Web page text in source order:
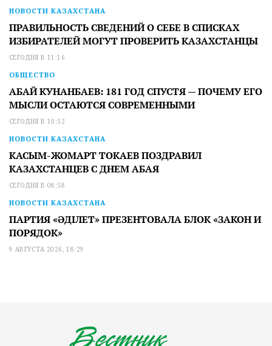
НОВОСТИ КАЗАХСТАНА
ПРАВИЛЬНОСТЬ СВЕДЕНИЙ О СЕБЕ В СПИСКАХ
ИЗБИРАТЕЛЕЙ МОГУТ ПРОВЕРИТЬ КАЗАХСТАНЦЫ
СЕГОДНЯ В 11:16
ОБЩЕСТВО
АБАЙ КУНАНБАЕВ: 181 ГОД СПУСТЯ — ПОЧЕМУ ЕГО
МЫСЛИ ОСТАЮТСЯ СОВРЕМЕННЫМИ
СЕГОДНЯ В 10:52
НОВОСТИ КАЗАХСТАНА
КАСЫМ-ЖОМАРТ ТОКАЕВ ПОЗДРАВИЛ
КАЗАХСТАНЦЕВ С ДНЕМ АБАЯ
СЕГОДНЯ В 08:58
НОВОСТИ КАЗАХСТАНА
ПАРТИЯ «ӘДІЛЕТ» ПРЕЗЕНТОВАЛА БЛОК «ЗАКОН И
ПОРЯДОК»
9 АВГУСТА 2026, 18:29